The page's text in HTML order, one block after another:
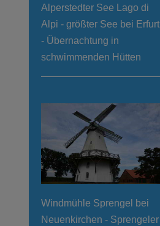
Alperstedter See Lago di
Alpi - größter See bei Erfurt
- Übernachtung in
schwimmenden Hütten
Windmühle Sprengel bei
Neuenkirchen - Sprengeler